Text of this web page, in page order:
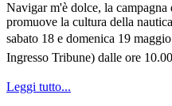
Navigar m'è dolce, la
promuove la cultura della
sabato 18 e domenica 19
Ingresso Tribune) dalle ore
Leggi tutto...